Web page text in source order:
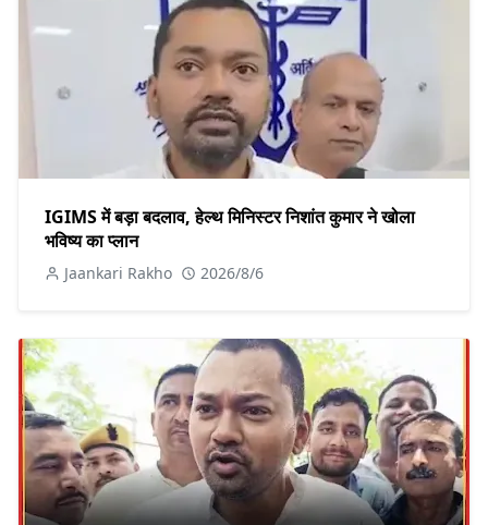
IGIMS में बड़ा बदलाव, हेल्थ मिनिस्टर निशांत कुमार ने खोला
भविष्य का प्लान
Jaankari Rakho 2026/8/6